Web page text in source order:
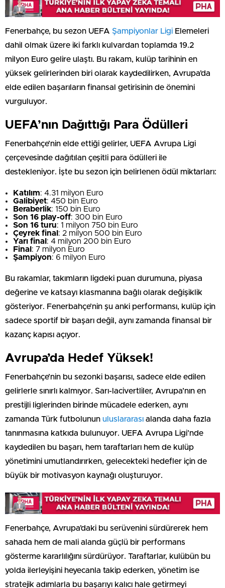
Fenerbahçe, bu sezon UEFA Şampiyonlar Ligi Elemeleri
dahil olmak üzere iki farklı kulvardan toplamda 19.2
milyon Euro gelire ulaştı. Bu rakam, kulüp tarihinin en
yüksek gelirlerinden biri olarak kaydedilirken, Avrupa’da
elde edilen başarıların finansal getirisinin de önemini
vurguluyor.
UEFA’nın Dağıttığı Para Ödülleri
Fenerbahçe’nin elde ettiği gelirler, UEFA Avrupa Ligi
çerçevesinde dağıtılan çeşitli para ödülleri ile
destekleniyor. İşte bu sezon için belirlenen ödül miktarları:
Katılım: 4.31 milyon Euro
Galibiyet: 450 bin Euro
Beraberlik: 150 bin Euro
Son 16 play-off: 300 bin Euro
Son 16 turu: 1 milyon 750 bin Euro
Çeyrek final : 2 milyon 500 bin Euro
Yarı final : 4 milyon 200 bin Euro
Final : 7 milyon Euro
Şampiyon: 6 milyon Euro
Bu rakamlar, takımların ligdeki puan durumuna, piyasa
değerine ve katsayı klasmanına bağlı olarak değişiklik
gösteriyor. Fenerbahçe’nin şu anki performansı, kulüp için
sadece sportif bir başarı değil, aynı zamanda finansal bir
kazanç kapısı açıyor.
Avrupa’da Hedef Yüksek!
Fenerbahçe’nin bu sezonki başarısı, sadece elde edilen
gelirlerle sınırlı kalmıyor. Sarı-lacivertliler, Avrupa’nın en
prestijli liglerinden birinde mücadele ederken, aynı
zamanda Türk futbolunun uluslararası alanda daha fazla
tanınmasına katkıda bulunuyor. UEFA Avrupa Ligi’nde
kaydedilen bu başarı, hem taraftarları hem de kulüp
yönetimini umutlandırırken, gelecekteki hedefler için de
büyük bir motivasyon kaynağı oluşturuyor.
Fenerbahçe, Avrupa’daki bu serüvenini sürdürerek hem
sahada hem de mali alanda güçlü bir performans
gösterme kararlılığını sürdürüyor. Taraftarlar, kulübün bu
yolda ilerleyişini heyecanla takip ederken, yönetim ise
stratejik adımlarla bu başarıyı kalıcı hale getirmeyi